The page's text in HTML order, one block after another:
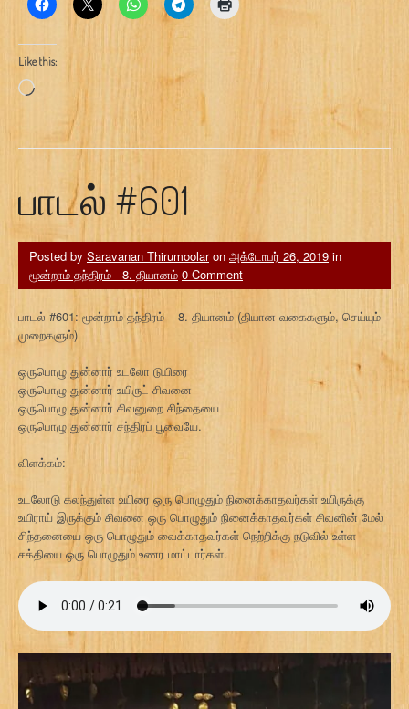
Like this:
Loading…
பாடல் #601
Posted by Saravanan Thirumoolaron அக்டோபர் 26, 2019 in
மூன்றாம் தந்திரம் - 8. தியானம் 0 Comment
பாடல் #601: மூன்றாம் தந்திரம் – 8. தியானம் (தியான வகைகளும், செய்யும்
முறைகளும்)
ஒருபொழு துன்னார் உடலோ டுயிரை
ஒருபொழு துன்னார் உயிருட் சிவனை
ஒருபொழு துன்னார் சிவனுறை சிந்தையை
ஒருபொழு துன்னார் சந்திரப் பூவையே.
விளக்கம்:
உடலோடு கலந்துள்ள உயிரை ஒரு பொழுதும் நினைக்காதவர்கள் உயிருக்கு
உயிராய் இருக்கும் சிவனை ஒரு பொழுதும் நினைக்காதவர்கள் சிவனின் மேல்
சிந்தனையை ஒரு பொழுதும் வைக்காதவர்கள் நெற்றிக்கு நடுவில் உள்ள
சக்தியை ஒரு பொழுதும் உணர மாட்டார்கள்.